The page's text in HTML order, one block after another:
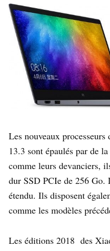
Les nouveaux
13.3 sont épaulés par de
comme leurs devanciers,
dur SSD PCIe de 256 Go.
étendu. Ils disposent
comme les modèles
Les éditions 2018 des